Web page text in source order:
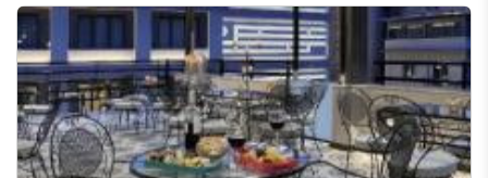
Ώρα
21:00
Άτομα
Για 1 άτομο